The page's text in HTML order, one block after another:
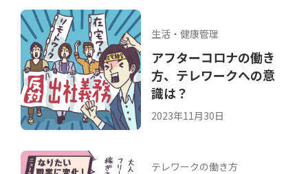
生活・健康管理
アフターコロナの働き
方、テレワークへの意
識は？
2023年11月30日
テレワークの働き方